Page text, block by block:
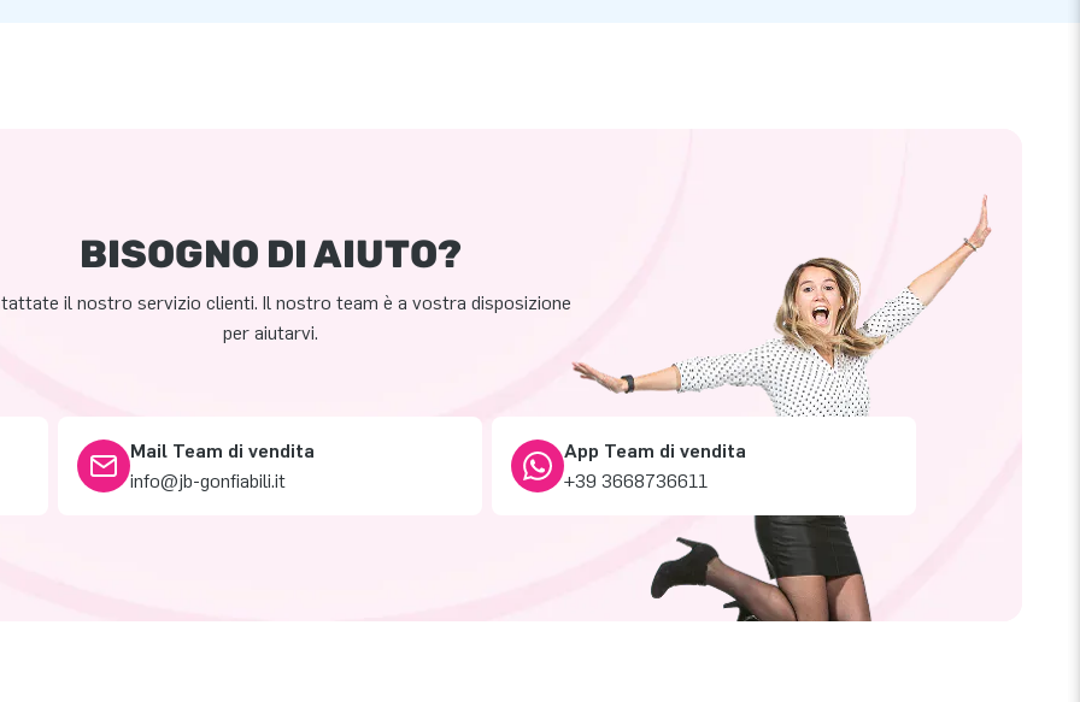
BISOGNO DI AIUTO?
il nostro servizio clienti. Il nostro team è a vostra disposizione
per aiutarvi.
Mail Team di vendita
info@jb-gonfiabili.it
App Team di vendita
+39 3668736611